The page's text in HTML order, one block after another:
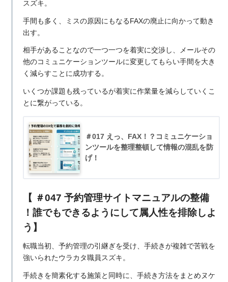
スズキ。
手間も多く、ミスの原因にもなるFAXの廃止に向かって動き
出す。
相手があることなので一つ一つを着実に交渉し、メールその
他のコミュニケーションツールに変更してもらい手間を大き
く減らすことに成功する。
いくつか課題も残っているが着実に作業量を減らしていくこ
とに繋がっている。
＃017 えっ、FAX！？コミュニケーショ
ンツールを整理整頓して情報の混乱を防
げ！
【 ＃047 予約管理サイトマニュアルの整備
！誰でもできるようにして属人性を排除しよ
う】
転職当初、予約管理の引継ぎを受け、手続きが複雑で苦戦を
強いられたウラカタ職員スズキ。
手続きを簡素化する施策と同時に、手続き方法をまとめヌケ